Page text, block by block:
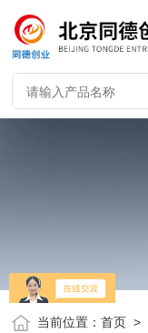
当前位置：首页 >